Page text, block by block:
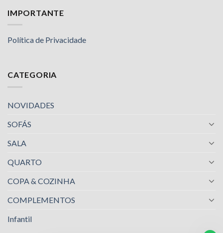
IMPORTANTE
Política de Privacidade
CATEGORIA
NOVIDADES
SOFÁS
SALA
QUARTO
COPA & COZINHA
COMPLEMENTOS
Infantil